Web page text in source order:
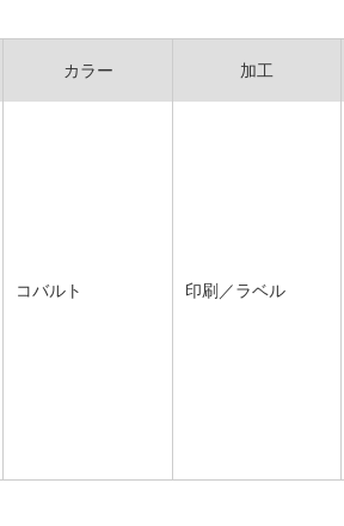
カラー 加工
コバルト 印刷／ラベル